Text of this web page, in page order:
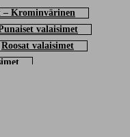
– Krominvärinen
valaisimet
Roosat valaisimet